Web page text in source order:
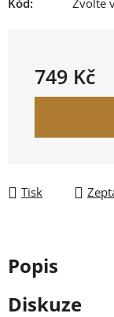
Kód:
Zvolte
749 Kč
Měrná cena:
Tisk
Popis
Diskuze